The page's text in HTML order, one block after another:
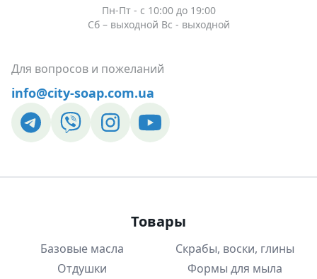
Пн-Пт - c 10:00 до 19:00
Сб – выходной Вс - выходной
Для вопросов и пожеланий
info@city-soap.com.ua
Товары
Базовые масла
Отдушки
Скрабы, воски, глины
Формы для мыла